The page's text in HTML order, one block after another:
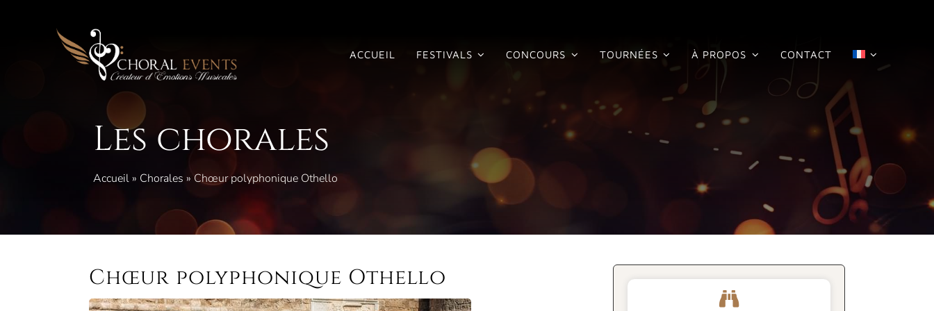
ACCUEIL FESTIVALS CONCOURS TOURNÉES À PROPOS CONTACT
Les chorales
Accueil » Chorales » Chœur polyphonique Othello
Chœur polyphonique Othello